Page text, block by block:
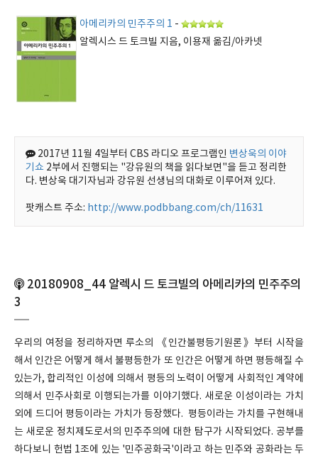
아메리카의 민주주의 1 -
알렉시스 드 토크빌 지음, 이용재 옮김/아카넷
2017년 11월 4일부터 CBS 라디오 프로그램인 변상욱의 이야
기쇼 2부에서 진행되는 "강유원의 책을 읽다보면"을 듣고 정리한
다. 변상욱 대기자님과 강유원 선생님의 대화로 이루어져 있다.
팟캐스트 주소: http://www.podbbang.com/ch/11631
20180908_44 알렉시 드 토크빌의 아메리카의 민주주의
3
우리의 여정을 정리하자면 루소의 《인간불평등기원론》부터 시작을
해서 인간은 어떻게 해서 불평등한가 또 인간은 어떻게 하면 평등해질 수
있는가, 합리적인 이성에 의해서 평등의 노력이 어떻게 사회적인 계약에
의해서 민주사회로 이행되는가를 이야기했다. 새로운 이성이라는 가치
외에 드디어 평등이라는 가치가 등장했다. 평등이라는 가치를 구현해내
는 새로운 정치제도로서의 민주주의에 대한 탐구가 시작되었다. 공부를
하다보니 헌법 1조에 있는 '민주공화국'이라고 하는 민주와 공화라는 두